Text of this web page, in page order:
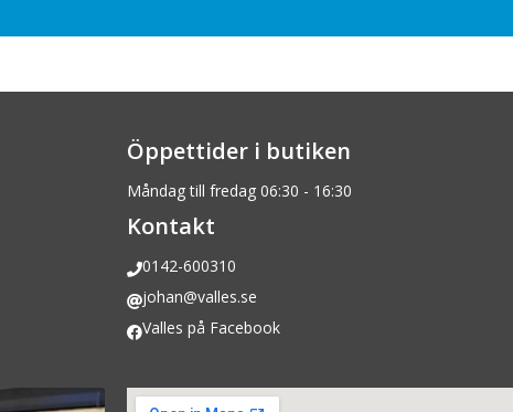
Öppettider i butiken
Måndag till fredag 06:30 - 16:30
Kontakt
0142-600310
johan@valles.se
Valles på Facebook